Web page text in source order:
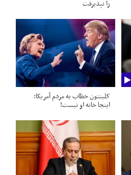
را نپذیرفت
کلینتون خطاب به مردم آمریکا:
اینجا خانه او نیست!